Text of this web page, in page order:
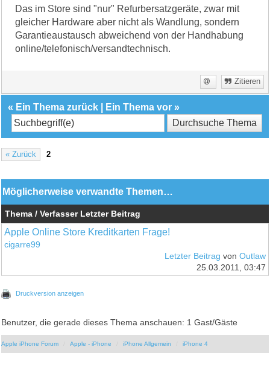
Das im Store sind "nur" Refurbersatzgeräte, zwar mit
gleicher Hardware aber nicht als Wandlung, sondern
Garantieaustausch abweichend von der Handhabung
online/telefonisch/versandtechnisch.
Zitieren
« Ein Thema zurück Ein Thema vor »
« Zurück 2
Möglicherweise verwandte Themen…
Thema / Verfasser Letzter Beitrag
Apple Online Store Kreditkarten Frage!
cigarre99
Letzter Beitrag von Outlaw
25.03.2011, 03:47
Druckversion anzeigen
Benutzer, die gerade dieses Thema anschauen: 1 Gast/Gäste
Apple iPhone Forum Apple - iPhone iPhone Allgemein iPhone 4